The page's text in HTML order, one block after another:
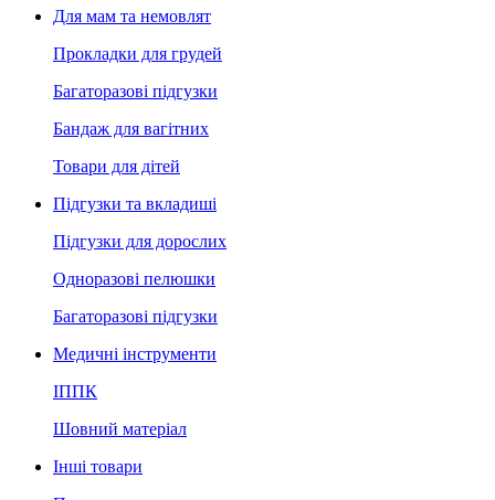
Для мам та немовлят
Прокладки для грудей
Багаторазові підгузки
Бандаж для вагітних
Товари для дітей
Підгузки та вкладиші
Підгузки для дорослих
Одноразові пелюшки
Багаторазові підгузки
Медичні інструменти
ІППК
Шовний матеріал
Інші товари